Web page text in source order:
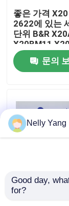
품질 관리
저희와 연락
뉴스
인용 을 요청
좋은 가격 X20
2622에 있는
단위 B&R
X20BM11
문의
b&r 자동화 plc
Nelly Yang
Good day,
for?